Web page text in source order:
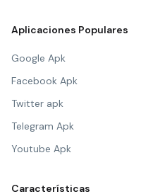
Aplicaciones Populares
Google Apk
Facebook Apk
Twitter apk
Telegram Apk
Youtube Apk
Características